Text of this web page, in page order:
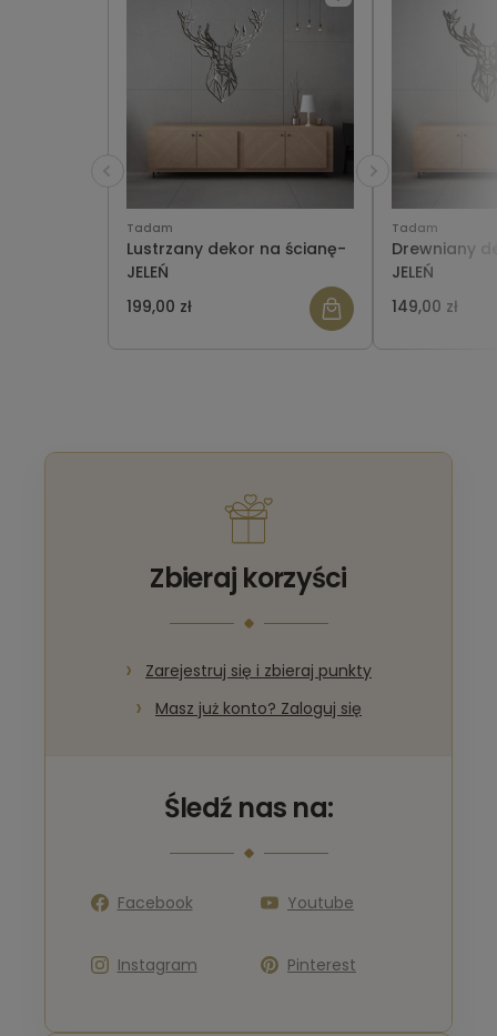
Tadam
Lustrzany dekor na ścianę-
JELEŃ
199,00 zł
Tadam
Drewniany
JELEŃ
149,00 zł
Zbieraj korzyści
Zarejestruj się i zbieraj punkty
Masz już konto? Zaloguj się
Śledź nas na:
Facebook Youtube
Instagram Pinterest